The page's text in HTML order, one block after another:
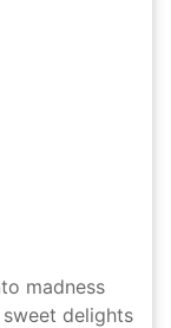
madness
delights